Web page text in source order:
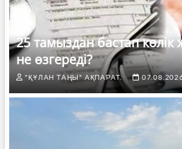
25 тамыздан бастап көлік
не өзгереді?
"ҚҰЛАН ТАҢЫ" АҚПАРАТ.